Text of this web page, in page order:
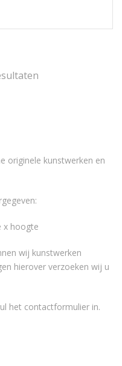
originele kunstwerken en
x hoogte
wij kunstwerken
hierover verzoeken wij u
het contactformulier in.